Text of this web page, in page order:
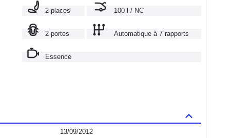
2 places 100 l / NC
2 portes Automatique à 7 rapports
Essence
13/09/2012